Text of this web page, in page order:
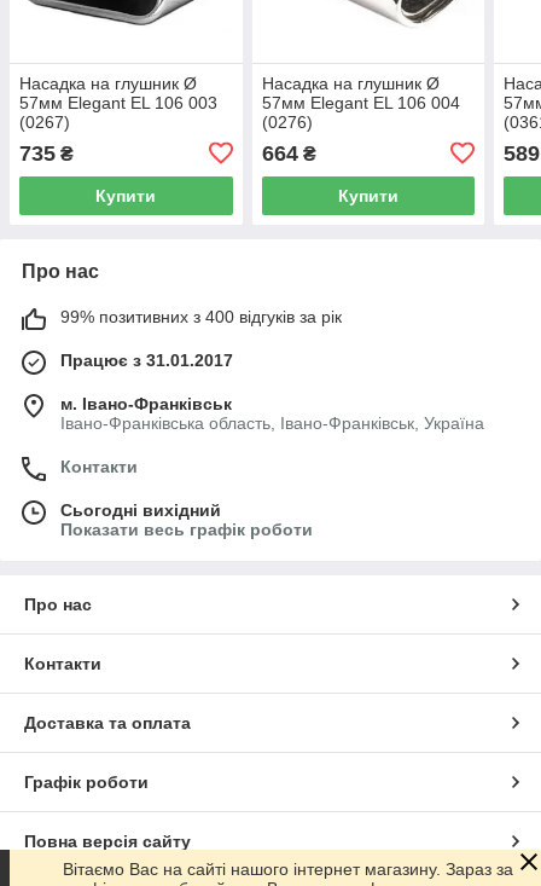
Насадка на глушник Ø
57мм Elegant EL 106 003
(0267)
735 ₴
Купити
Насадка на глушник Ø
57мм Elegant EL 106 004
(0276)
664₴
Купити
589
Про нас
99% позитивних з 400 відгуків за рік
Працює з 31.01.2017
м. Івано-Франківськ
Івано-Франківська область, Івано-Франківськ, Україна
Контакти
Сьогодні вихідний
Показати весь графік роботи
Про нас
Контакти
Доставка та оплата
Графік роботи
Повна версія сайту
Вітаємо Вас на сайті нашого інтернет магазину. Зараз за